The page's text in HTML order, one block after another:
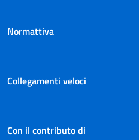
Normattiva
Collegamenti veloci
Con il contributo di